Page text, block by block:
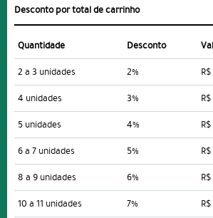
Desconto por total de carrinho
Quantidade Desconto
2 a 3 unidades
2%
4 unidades
3%
5 unidades
4%
6 a 7 unidades
5%
8 a 9 unidades
6%
10 a 11 unidades
7%